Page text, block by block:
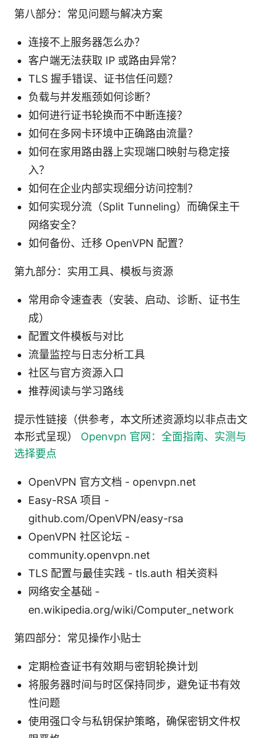
第八部分：常见问题与解决方案
连接不上服务器怎么办？
客户端无法获取 IP 或路由异常？
TLS 握手错误、证书信任问题？
负载与并发瓶颈如何诊断？
如何进行证书轮换而不中断连接？
如何在多网卡环境中正确路由流量？
如何在家用路由器上实现端口映射与稳定接
入？
如何在企业内部实现细分访问控制？
如何实现分流（Split Tunneling）而确保主干
网络安全？
如何备份、迁移 OpenVPN 配置？
第九部分：实用工具、模板与资源
常用命令速查表（安装、启动、诊断、证书生
成）
配置文件模板与对比
流量监控与日志分析工具
社区与官方资源入口
推荐阅读与学习路线
提示性链接（供参考，本文所述资源均以非点击文
本形式呈现） Openvpn 官网：全面指南、实测与
选择要点
OpenVPN 官方文档 - openvpn.net
Easy-RSA 项目 -
github.com/OpenVPN/easy-rsa
OpenVPN 社区论坛 -
community.openvpn.net
TLS 配置与最佳实践 - tls.auth 相关资料
网络安全基础 -
en.wikipedia.org/wiki/Computer_network
第四部分：常见操作小贴士
定期检查证书有效期与密钥轮换计划
将服务器时间与时区保持同步，避免证书有效
性问题
使用强口令与私钥保护策略，确保密钥文件权